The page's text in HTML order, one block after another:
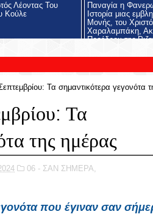
Λέοντας Του
Κούλε
Παναγία η
Ιστορία μιας
Μονής, του
Χαραλαμπάκη,
Προέδρου της
Ριζαρείου
Τα σημαντικότερα γεγονότα
Τα
της ημέρας
06 - ΣΑΝ ΣΗΜΕΡΑ,
που έγιναν σαν